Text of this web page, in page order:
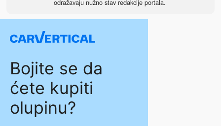
odražavaju nužno stav redakcije portala.